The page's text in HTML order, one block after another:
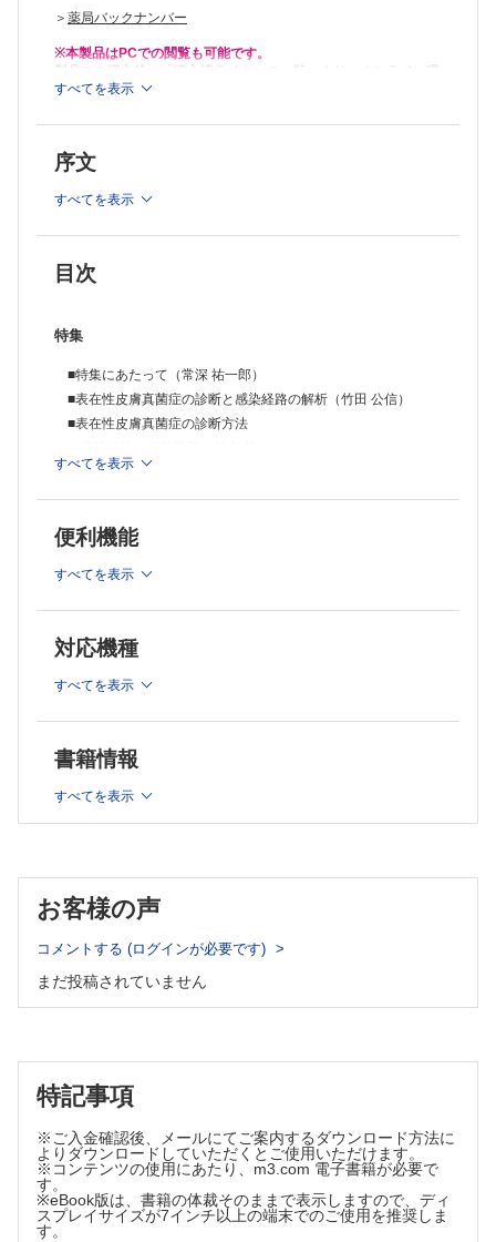
・イトラコナゾール（牛上 敢）
・ホスラブコナゾール（常深 祐一郎）
■表在性皮膚真菌症における経口抗真菌薬の薬物相互作用マネジメント
（山口 諒ほか）
■患者背景を考慮した表在性真菌症治療・予防Q&A
原 君江）
・免疫抑制状態の患者で真菌感染をどう管理すればよい？（北見 由
季）
子）
・腎機能低下・透析患者での経口抗真菌薬投与をどう考える？（山本
和宏）
■足白癬を対象とする市販薬の現状と問題点（野口 博光）
一郎）
■薬剤師ふたばの症例検討奮闘記
症例検討会本番
■薬剤師にもできる! 将来幸せに働くための投資講座
症例×Q&A 超高齢社会シコウの利尿薬適正使用シコウ
体液過剰状態の高齢うっ血性心不全患者の入院（再入院）が繰り返され
る現状，なんとかならないのか？（杉本 俊郎）
＞ 薬局バックナンバー
※本製品はPCでの閲覧も可能です。
製品のご購入後、「購入済ライセンス一覧」より、オンライン環
境で閲覧可能なPDF版をご覧いただけます。詳細は
推奨ブラウザ： Firefox 最新版 / Google Chrome 最新版 / Safari
すべてを表示
序文
すべてを表示
目次
特集
■特集にあたって（常深 祐一郎）
■表在性皮膚真菌症の診断と感染経路の解析（竹田 公信）
■表在性皮膚真菌症の診断方法
・遺伝子診断（安澤 数史）
■表在性皮膚真菌症の臨床像とその鑑別
・カンジダ症の臨床像と鑑別（佐藤 友隆）
・マラセチア症の臨床像と鑑別（川上 洋ほか）
ト
・白癬の治療戦略と患者指導（常深 祐一郎）
・カンジダ症の治療戦略と患者指導（石崎 純子）
（田邉 洋）
時の対応
・テルビナフィン（福田 知雄）
・ホスラブコナゾール（常深 祐一郎）
■表在性皮膚真菌症における経口抗真菌薬の薬物相互作用マネ
ジメント（山口 諒ほか）
■患者背景を考慮した表在性真菌症治療・予防Q&A
い？（竹原 君江）
・免疫抑制状態の患者で真菌感染をどう管理すればよい？（北
・多病でポリファーマシーの在宅高齢患者の爪白癬が放置され
・腎機能低下・透析患者での経口抗真菌薬投与をどう考える？
（山本 和宏）
■表在性皮膚真菌症の再発予防指導（西部 明子）
■足白癬を対象とする市販薬の現状と問題点（野口 博光）
すべてを表示
便利機能
すべてを表示
対応機種
すべてを表示
書籍情報
すべてを表示
お客様の声
コメントする (ログインが必要です)
まだ投稿されていません
特記事項
※ご入金確認後、メールにてご案内するダウンロード方法に
よりダウンロードしていただくとご使用いただけます。
※コンテンツの使用にあたり、m3.com 電子書籍が必要で
す。
※eBook版は、書籍の体裁そのままで表示しますので、ディ
スプレイサイズが7インチ以上の端末でのご使用を推奨しま
す。